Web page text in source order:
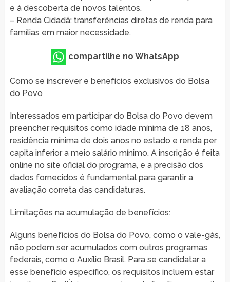
e à descoberta de novos talentos.
– Renda Cidadã: transferências diretas de renda para
famílias em maior necessidade.
compartilhe no WhatsApp
Como se inscrever e benefícios exclusivos do Bolsa
do Povo
Interessados em participar do Bolsa do Povo devem
preencher requisitos como idade mínima de 18 anos,
residência mínima de dois anos no estado e renda per
capita inferior a meio salário mínimo. A inscrição é feita
online no site oficial do programa, e a precisão dos
dados fornecidos é fundamental para garantir a
avaliação correta das candidaturas.
Limitações na acumulação de benefícios:
Alguns benefícios do Bolsa do Povo, como o vale-gás,
não podem ser acumulados com outros programas
federais, como o Auxílio Brasil. Para se candidatar a
esse benefício específico, os requisitos incluem estar